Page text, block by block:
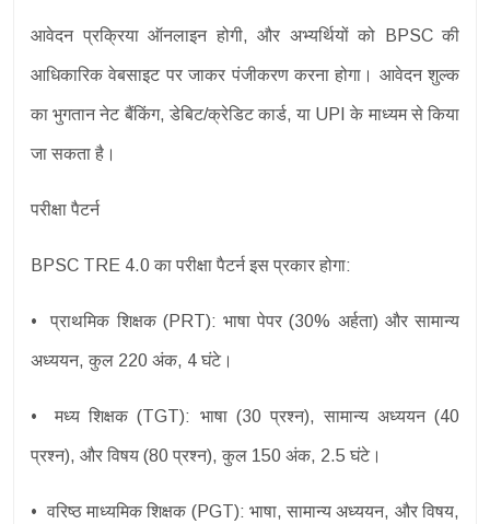
आवेदन प्रक्रिया ऑनलाइन होगी, और अभ्यर्थियों को BPSC की
आधिकारिक वेबसाइट पर जाकर पंजीकरण करना होगा। आवेदन शुल्क
का भुगतान नेट बैंकिंग, डेबिट/क्रेडिट कार्ड, या UPI के माध्यम से किया
जा सकता है।
परीक्षा पैटर्न
BPSC TRE 4.0 का परीक्षा पैटर्न इस प्रकार होगा:
• प्राथमिक शिक्षक (PRT): भाषा पेपर (30% अर्हता) और सामान्य
अध्ययन, कुल 220 अंक, 4 घंटे।
• मध्य शिक्षक (TGT): भाषा (30 प्रश्न), सामान्य अध्ययन (40
प्रश्न), और विषय (80 प्रश्न), कुल 150 अंक, 2.5 घंटे।
• वरिष्ठ माध्यमिक शिक्षक (PGT): भाषा, सामान्य अध्ययन, और विषय,